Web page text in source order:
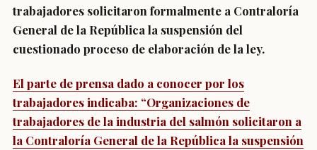
trabajadores solicitaron formalmente a Contraloría
General de la República la suspensión del
cuestionado proceso de elaboración de la ley.
El parte de prensa dado a conocer por los
trabajadores indicaba: “Organizaciones de
trabajadores de la industria del salmón solicitaron a
la Contraloría General de la República la suspensión